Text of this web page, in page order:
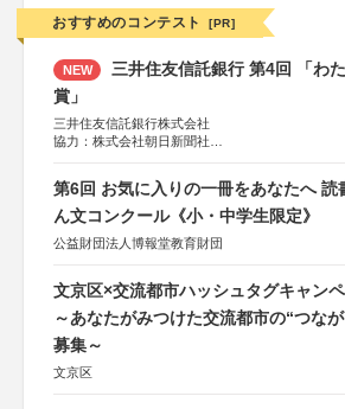
おすすめのコンテスト [PR]
NEW
三井住友信託銀行 第4回 「わ
賞」
三井住友信託銀行株式会社
協力：株式会社朝日新聞社
第6回 お気に入りの一冊をあなたへ 読
ん文コンクール《小・中学生限定》
公益財団法人博報堂教育財団
文京区×交流都市ハッシュタグキャン
～あなたがみつけた交流都市の“つな
募集～
文京区